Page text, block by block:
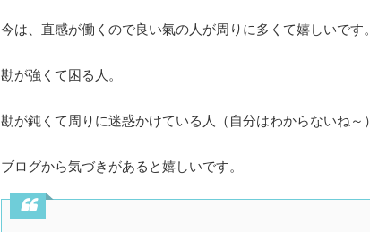
今は、直感が働くので良い氣の人が周りに多くて嬉しいです。
勘が強くて困る人。
勘が鈍くて周りに迷惑かけている人（自分はわからないね～）
ブログから気づきがあると嬉しいです。